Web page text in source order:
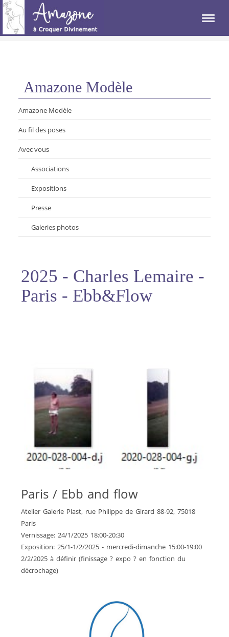
Amazone Modèle
Amazone Modèle
Au fil des poses
Avec vous
Associations
Expositions
Presse
Galeries photos
2025 - Charles Lemaire -
Paris - Ebb&Flow
Paris / Ebb and flow
Atelier Galerie Plast, rue Philippe de Girard 88-92, 75018
Paris
Vernissage: 24/1/2025 18:00-20:30
Exposition: 25/1-1/2/2025 - mercredi-dimanche 15:00-19:00
2/2/2025 à définir (finissage ? expo ? en fonction du
décrochage)